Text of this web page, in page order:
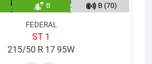
B B (70)
FEDERAL
ST 1
215/50 R 17 95W